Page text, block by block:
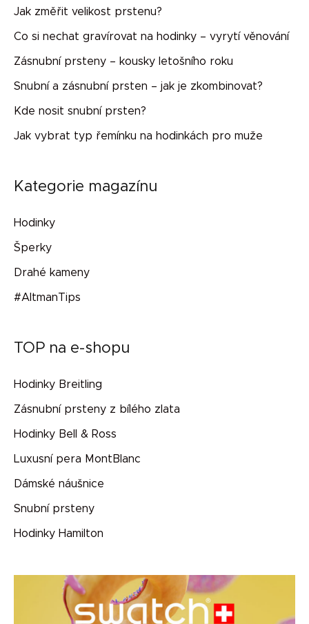
Jak změřit velikost prstenu?
Co si nechat gravírovat na hodinky – vyrytí věnování
Zásnubní prsteny – kousky letošního roku
Snubní a zásnubní prsten – jak je zkombinovat?
Kde nosit snubní prsten?
Jak vybrat typ řemínku na hodinkách pro muže
Kategorie magazínu
Hodinky
Šperky
Drahé kameny
#AltmanTips
TOP na e-shopu
Hodinky Breitling
Zásnubní prsteny z bílého zlata
Hodinky Bell & Ross
Luxusní pera MontBlanc
Dámské náušnice
Snubní prsteny
Hodinky Hamilton